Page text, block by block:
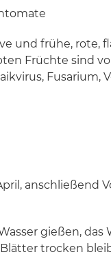
und frühe,
Früchte sind
Fusarium,
anschließend
gießen,
trocken